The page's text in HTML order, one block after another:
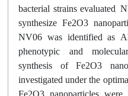
bacterial strains evaluated,
synthesize Fe2O3
NV06 was identified as
phenotypic and
synthesis of Fe2O3
investigated under the